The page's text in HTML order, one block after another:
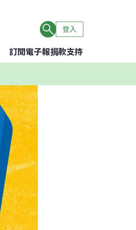
登入
訂閱電子報捐款支持